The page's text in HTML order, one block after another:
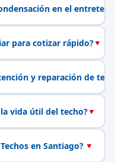
en el
para cotizar rápido?▼
y reparación de
vida útil del techo?▼
en Santiago? ▼